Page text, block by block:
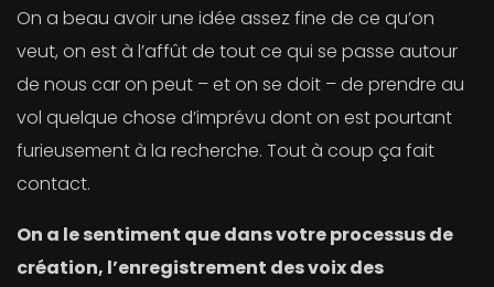
On a beau avoir une idée assez fine de ce qu’on
veut, on est à l’affût de tout ce qui se passe autour
de nous car on peut – et on se doit – de prendre au
vol quelque chose d’imprévu dont on est pourtant
furieusement à la recherche. Tout à coup ça fait
contact.
On a le sentiment que dans votre processus de
création, l’enregistrement des voix des